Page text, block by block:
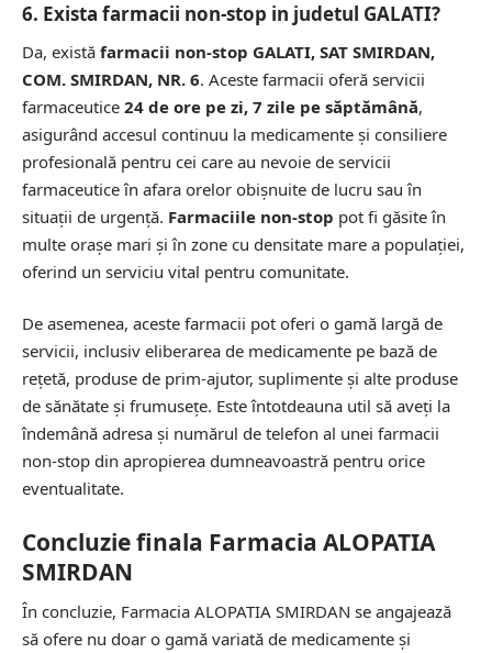
6. Exista farmacii non-stop in judetul GALATI?
Da, există farmacii non-stop GALATI, SAT SMIRDAN,
COM. SMIRDAN, NR. 6. Aceste farmacii oferă servicii
farmaceutice 24 de ore pe zi, 7 zile pe săptămână,
asigurând accesul continuu la medicamente și consiliere
profesională pentru cei care au nevoie de servicii
farmaceutice în afara orelor obișnuite de lucru sau în
situații de urgență. Farmaciile non-stop pot fi găsite în
multe orașe mari și în zone cu densitate mare a populației,
oferind un serviciu vital pentru comunitate.
De asemenea, aceste farmacii pot oferi o gamă largă de
servicii, inclusiv eliberarea de medicamente pe bază de
rețetă, produse de prim-ajutor, suplimente și alte produse
de sănătate și frumusețe. Este întotdeauna util să aveți la
îndemână adresa și numărul de telefon al unei farmacii
non-stop din apropierea dumneavoastră pentru orice
eventualitate.
Concluzie finala Farmacia ALOPATIA
SMIRDAN
În concluzie, Farmacia ALOPATIA SMIRDAN se angajează
să ofere nu doar o gamă variată de medicamente și